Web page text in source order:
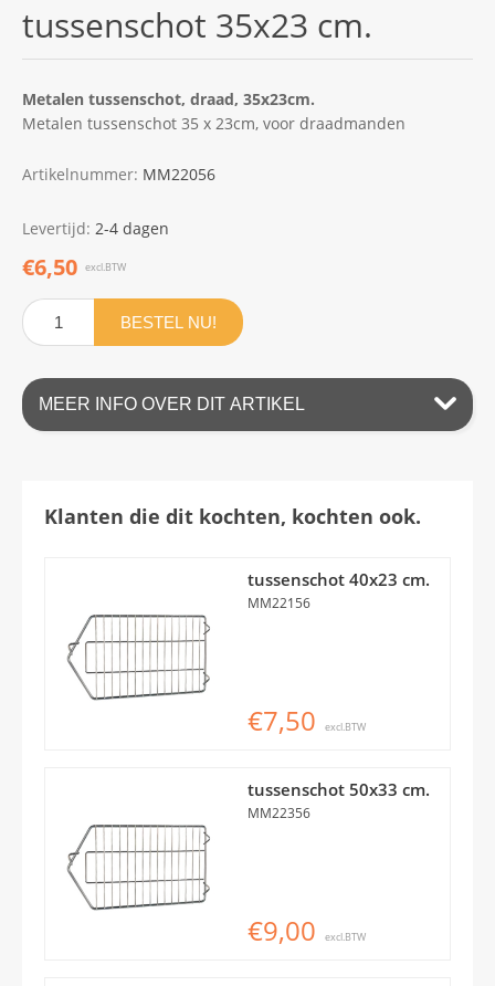
tussenschot 35x23 cm.
Metalen tussenschot, draad, 35x23cm.
Metalen tussenschot 35 x 23cm, voor draadmanden
Artikelnummer: MM22056
Levertijd: 2-4 dagen
€6,50 excl.BTW
BESTEL NU!
MEER INFO OVER DIT ARTIKEL
Klanten die dit kochten, kochten ook.
tussenschot 40x23 cm.
MM22156
€7,50 excl.BTW
tussenschot 50x33 cm.
MM22356
€9,00 excl.BTW